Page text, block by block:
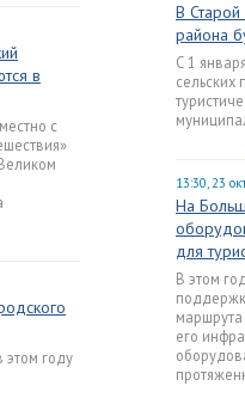
в
с
этом году
В Старой
района
С 1
сельских
13:30, 23
На
для
В этом
его